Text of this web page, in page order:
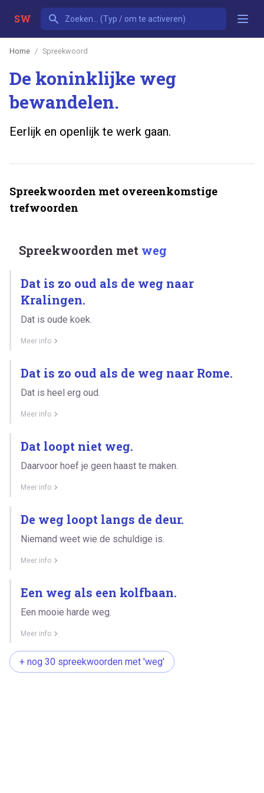
SW
Home Spreekwoord
De koninklijke weg
bewandelen.
Eerlijk en openlijk te werk gaan.
Spreekwoorden met overeenkomstige
trefwoorden
Spreekwoorden met weg
Dat is zo oud als de weg naar
Kralingen.
Dat is oude koek.
Meer info
Dat is zo oud als de weg naar Rome.
Dat is heel erg oud.
Meer info
Dat loopt niet weg.
Daarvoor hoef je geen haast te maken.
Meer info
De weg loopt langs de deur.
Niemand weet wie de schuldige is.
Meer info
Een weg als een kolfbaan.
Een mooie harde weg.
Meer info
+ nog 30 spreekwoorden met 'weg'